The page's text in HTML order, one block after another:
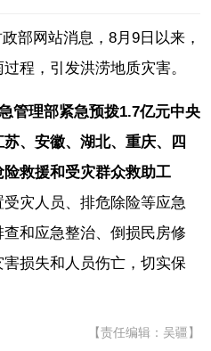
残 一带一路
原 湾区
理 老年
部网站消息，8月9日以来，
程，引发洪涝地质灾害。
管理部紧急预拨1.7亿元中央
、安徽、湖北、重庆、四
救援和受灾群众救助工
灾人员、排危除险等应急
和应急整治、倒损民房修
损失和人员伤亡，切实保
【责任编辑：吴疆】